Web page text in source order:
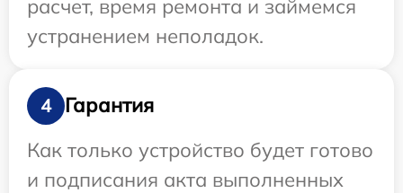
расчет, время ремонта и займемся
устранением неполадок.
4
Гарантия
Как только устройство будет готово
и подписания акта выполненных